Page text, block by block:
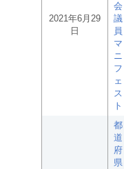
2021年6月29
日
会
議
員
マ
ニ
フ
ェ
ス
ト
都
道
府
県